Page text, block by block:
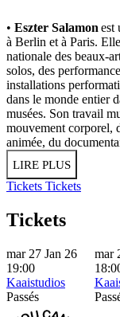
• Eszter Salamon est
à Berlin et à Paris.
nationale des beaux-
solos, des
installations
dans le monde entier
musées. Son travail
mouvement corporel,
animée, du
LIRE PLUS
Tickets Tickets
Tickets
mar 27 Jan 26
19:00
Kaaistudios
Passés
mar